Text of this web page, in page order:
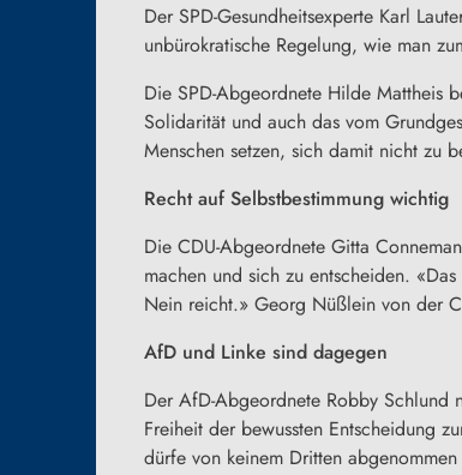
Der SPD-Gesundheitsexperte Karl
unbürokratische Regelung, wie man
Die SPD-Abgeordnete Hilde Mattheis
Solidarität und auch das vom
Menschen setzen, sich damit nicht zu
Recht auf Selbstbestimmung wichtig
Die CDU-Abgeordnete Gitta
machen und sich zu entscheiden.
Nein reicht.» Georg Nüßlein von der
AfD und Linke sind dagegen
Der AfD-Abgeordnete Robby
Freiheit der bewussten Entscheidung
dürfe von keinem Dritten